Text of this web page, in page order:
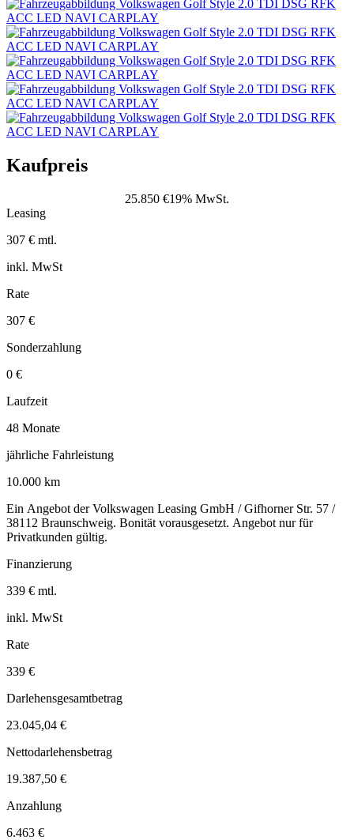
Kaufpreis
25.850 €19% MwSt.
Leasing
307 € mtl.
inkl. MwSt
Rate
307 €
Sonderzahlung
0 €
Laufzeit
48 Monate
jährliche Fahrleistung
10.000 km
Ein Angebot der Volkswagen Leasing GmbH / Gifhorner Str. 57 /
38112 Braunschweig. Bonität vorausgesetzt. Angebot nur für
Privatkunden gültig.
Finanzierung
339 € mtl.
inkl. MwSt
Rate
339 €
Darlehensgesamtbetrag
23.045,04 €
Nettodarlehensbetrag
19.387,50 €
Anzahlung
6.463 €